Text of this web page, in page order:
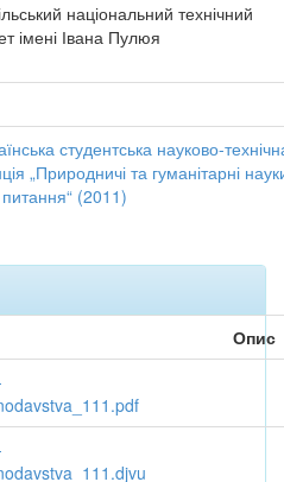
національний технічний
імені Івана Пулюя
студентська науково-
„Природничі та гуманітарні
питання“ (2011)
Опис